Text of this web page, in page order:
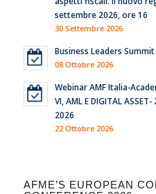
settembre 2026, ore 16
30 Settembre 2026
Business Leaders
08 Ottobre 2026
Webinar AMF Italia-
VI, AML E DIGITAL
2026
22 Ottobre 2026
AFME’S EUROPEAN